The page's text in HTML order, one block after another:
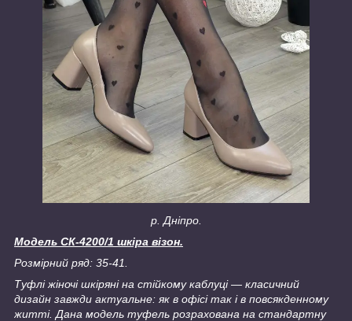
р. Дніпро.
Модель СК-4200/1 шкіра візон.
Розмірний ряд: 35-41.
Туфлі жіночі шкіряні на стійкому каблуці ― класичний
дизайн завжди актуальне: як в офісі так і в повсякденному
житті. Дана модель туфель розрахована на стандартну